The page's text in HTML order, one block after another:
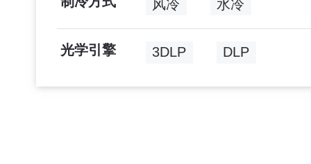
制冷方式 风冷 水冷
光学引擎